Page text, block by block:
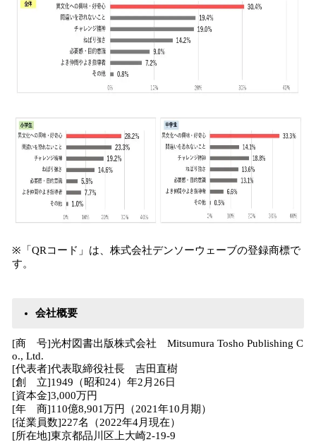
※「QRコード」は、株式会社デンソーウェーブの登録商標で
す。
会社概要
[商 号]光村図書出版株式会社 Mitsumura Tosho Publishing C
o., Ltd.
[代表者]代表取締役社長 吉田直樹
[創 立]1949（昭和24）年2月26日
[資本金]3,000万円
[年 商]110億8,901万円（2021年10月期）
[従業員数]227名（2022年4月現在）
[所在地]東京都品川区上大崎2-19-9